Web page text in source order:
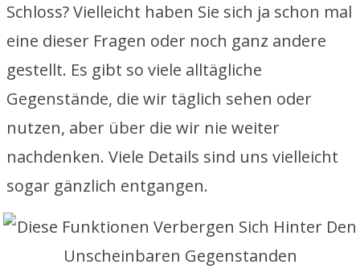
Schloss? Vielleicht haben Sie sich ja schon mal
eine dieser Fragen oder noch ganz andere
gestellt. Es gibt so viele alltägliche
Gegenstände, die wir täglich sehen oder
nutzen, aber über die wir nie weiter
nachdenken. Viele Details sind uns vielleicht
sogar gänzlich entgangen.